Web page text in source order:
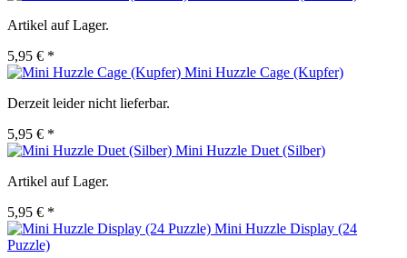
Artikel auf Lager.
5,95 € *
Mini Huzzle Cage (Kupfer)
Derzeit leider nicht lieferbar.
5,95 € *
Mini Huzzle Duet (Silber)
Artikel auf Lager.
5,95 € *
Mini Huzzle Display (24
Puzzle)